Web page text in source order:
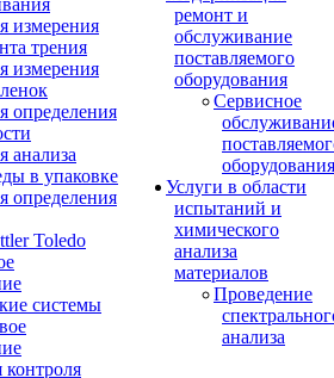
измерения
трения
измерения
определения
анализа
в упаковке
определения
Toledo
системы
контроля
ремонт и
обслуживание
поставляемого
оборудования
Сервисное
оборудования
Услуги в области
испытаний и
химического
анализа
материалов
Проведение
анализа